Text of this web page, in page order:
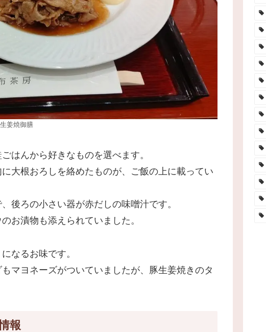
姜焼御膳
はんから好きなものを選べます。
大根おろしを絡めたものが、ご飯の上に載ってい
後ろの小さい器が赤だしの味噌汁です。
お漬物も添えられていました。
なるお味です。
マヨネーズがついていましたが、豚生姜焼きのタ
報